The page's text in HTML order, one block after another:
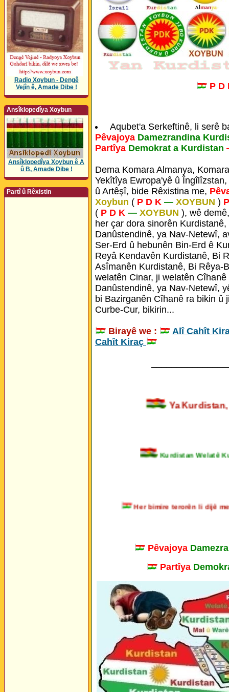
Radio Xoybun - Dengê
Vejîn ê, Amade Dibe !
Ansîklopedîya Xoybun
Ansîklopedîya Xoybun ê A
û B, Amade Dibe !
Partî û Rêxistin
P D
Aqubet'a Serkeftinê, li serê
Pêvajoya Damezrandina
Partîya Demokrat a Kurdistan
Dema Komara Almanya,
Yekîtîya Ewropa'yê û
û Artêşî, bide Rêxistina me,
Xoybun ( P D K — XOYBUN )
( P D K — XOYBUN ), wê
her çar dora sinorên
Danûstendinê, ya Nav-Netewî,
Ser-Erd û hebunên Bin-Erd ê
Reyâ Kendavên Kurdistanê, Bi
Asîmanên Kurdistanê, Bi Rêya-
welatên Cinar, ji welatên
Danûstendinê, ya Nav-Netewî,
bi Bazirganên Cîhanê ra bikin û
Curbe-Cur, bikirin...
Birayê we :
Alî Cahît
Cahît Kiraç
Ya
Kurdistan Welatê
Her bimire terorên li
Pêvajoya
Partîya